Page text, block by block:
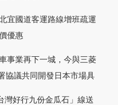
宜國道客運路線增班疏運
優惠
事業再下一城，今與三菱
協議共同開發日本市場具
灣好行九份金瓜石」線送